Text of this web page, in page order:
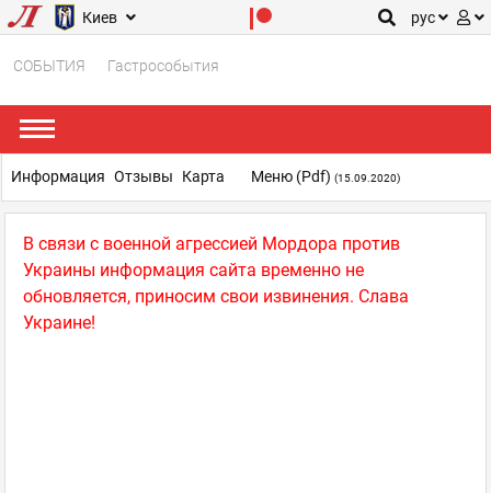
Киев рус
СОБЫТИЯ Гастрособытия
В связи с военной агрессией Мордора против
Украины информация сайта временно не
обновляется, приносим свои извинения. Слава
Украине!
Информация Отзывы Карта Меню (pdf) (15.09.2020)